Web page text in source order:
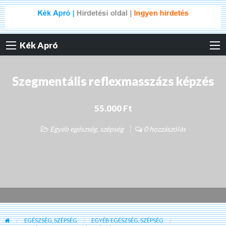
Kék Apró
Szegmentális reflexmasszázs képzés
55.000 Ft
Egyéb egészség, szépség 0 hozzászólás
EGÉSZSÉG, SZÉPSÉG
EGYÉB EGÉSZSÉG, SZÉPSÉG